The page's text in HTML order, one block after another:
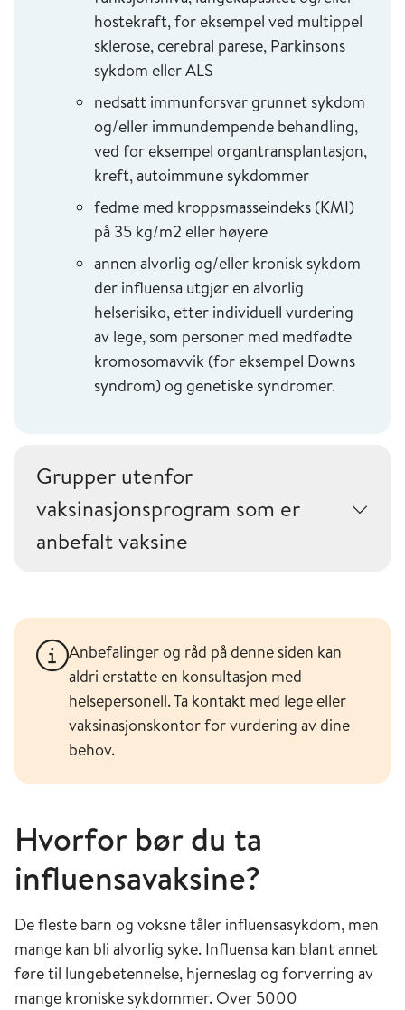
hostekraft, for eksempel ved multippel
sklerose, cerebral parese, Parkinsons
sykdom eller ALS
nedsatt immunforsvar grunnet sykdom
og/eller immundempende behandling,
ved for eksempel organtransplantasjon,
kreft, autoimmune sykdommer
fedme med kroppsmasseindeks (KMI)
på 35 kg/m2 eller høyere
annen alvorlig og/eller kronisk sykdom
der influensa utgjør en alvorlig
helserisiko, etter individuell vurdering
av lege, som personer med medfødte
kromosomavvik (for eksempel Downs
syndrom) og genetiske syndromer.
Grupper utenfor
vaksinasjonsprogram som er
anbefalt vaksine
Anbefalinger og råd på denne siden kan
aldri erstatte en konsultasjon med
helsepersonell. Ta kontakt med lege eller
vaksinasjonskontor for vurdering av dine
behov.
Hvorfor bør du ta
influensavaksine?
De fleste barn og voksne tåler influensasykdom, men
mange kan bli alvorlig syke. Influensa kan blant annet
føre til lungebetennelse, hjerneslag og forverring av
mange kroniske sykdommer. Over 5000